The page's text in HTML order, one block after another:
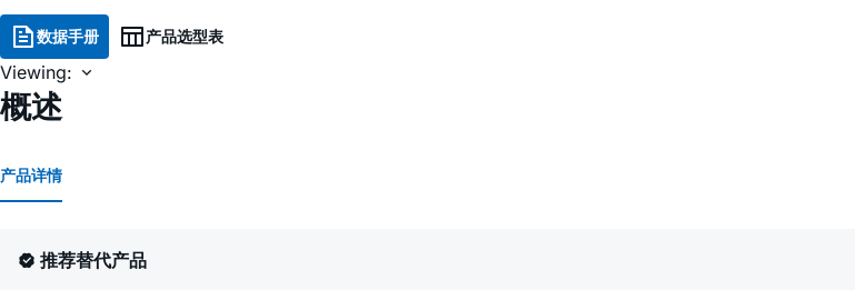
数据手册 产品选型表
Viewing:
概述
产品详情
推荐替代产品